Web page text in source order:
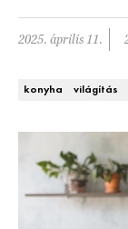
Nappali
Szállodák és
2025. április 11.
konyha világítás